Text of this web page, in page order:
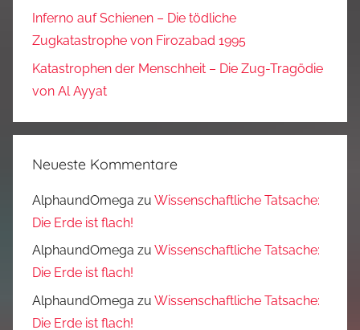
Inferno auf Schienen – Die tödliche
Zugkatastrophe von Firozabad 1995
Katastrophen der Menschheit – Die Zug-Tragödie
von Al Ayyat
Neueste Kommentare
AlphaundOmega zu Wissenschaftliche Tatsache:
Die Erde ist flach!
AlphaundOmega zu Wissenschaftliche Tatsache:
Die Erde ist flach!
AlphaundOmega zu Wissenschaftliche Tatsache:
Die Erde ist flach!